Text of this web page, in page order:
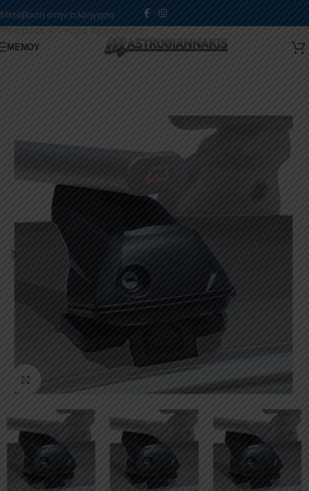
Μετάβαση στην πλοήγηση
Μετάβαση στο κύριο περιεχόμενο
ΜΕΝΟΎ
Κάντε κλικ για μεγέθυνση